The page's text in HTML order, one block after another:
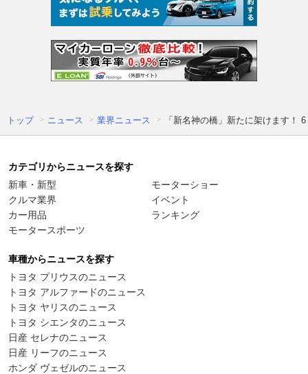
トップ ニュース 業界ニュース 「新名神の橋」新たに架けます！
カテゴリからニュースを探す
新車・新型
クルマ業界
カー用品
モータースポーツ
モーターショー
イベント
ランキング
車種からニュースを探す
トヨタ プリウスのニュース
トヨタ アルファードのニュース
トヨタ ヤリスのニュース
トヨタ シエンタのニュース
日産 セレナのニュース
日産 リーフのニュース
ホンダ ヴェゼルのニュース